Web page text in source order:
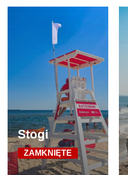
Stogi
ZAMKNIĘTE